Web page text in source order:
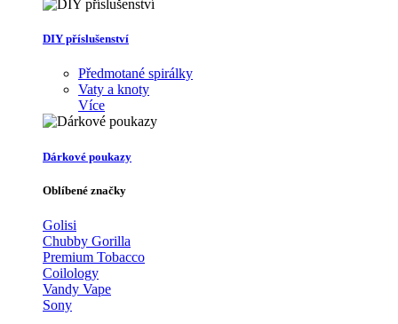
DIY příslušenství
Předmotané spirálky
Vaty a knoty
Více
Dárkové poukazy
Oblíbené značky
Golisi
Chubby Gorilla
Premium Tobacco
Coilology
Vandy Vape
Sony